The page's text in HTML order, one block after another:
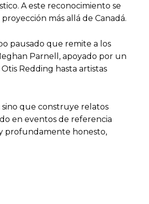
A este reconocimiento se
más allá de Canadá.
pausado que remite a los
Parnell, apoyado por un
Redding hasta artistas
que construye relatos
en eventos de referencia
profundamente honesto,